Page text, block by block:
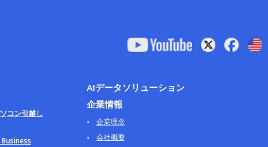
コン引越し
AIデータソリューション
企業情報
企業理念
会社概要